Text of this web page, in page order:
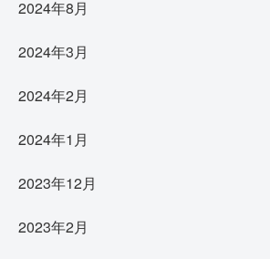
2024年8月
2024年3月
2024年2月
2024年1月
2023年12月
2023年2月